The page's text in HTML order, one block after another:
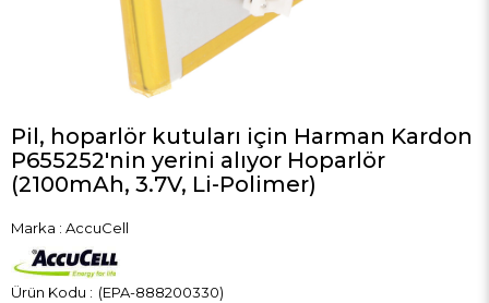
Pil, hoparlör kutuları için Harman Kardon
P655252'nin yerini alıyor Hoparlör
(2100mAh, 3.7V, Li-Polimer)
Marka : AccuCell
(EPA-888200330)